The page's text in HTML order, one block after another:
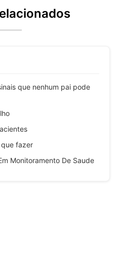
que nenhum pai pode
fazer
Monitoramento De Saude